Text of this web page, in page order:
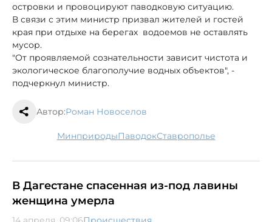
островки и провоцируют паводковую ситуацию.
В связи с этим министр призвал жителей и гостей
края при отдыхе на берегах водоемов не оставлять
мусор.
"От проявляемой сознательности зависит чистота и
экологическое благополучие водных объектов", -
подчеркнул министр.
Автор:Роман Новоселов
минприроды паводок Ставрополье
В Дагестане спасенная из-под лавины
женщина умерла